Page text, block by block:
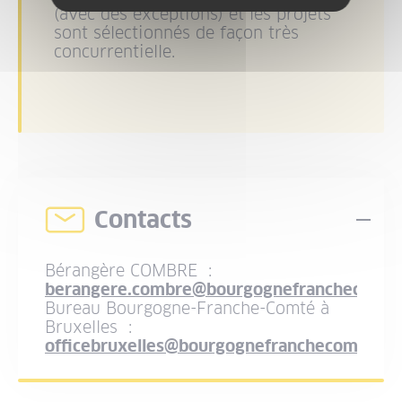
(avec des exceptions) et les projets
sont sélectionnés de façon très
concurrentielle.
Contacts
Bérangère COMBRE :
Bureau Bourgogne-Franche-Comté à
Bruxelles
:
officebruxelles@bourgognefranchecomte.fr